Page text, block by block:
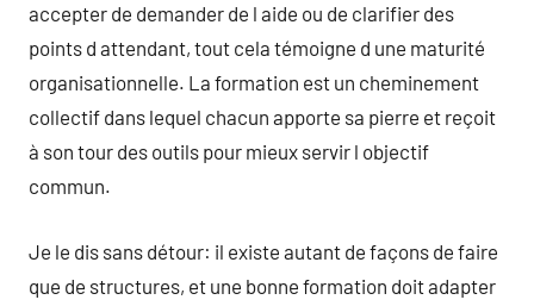
accepter de demander de l aide ou de clarifier des
points d attendant, tout cela témoigne d une maturité
organisationnelle. La formation est un cheminement
collectif dans lequel chacun apporte sa pierre et reçoit
à son tour des outils pour mieux servir l objectif
commun.
Je le dis sans détour: il existe autant de façons de faire
que de structures, et une bonne formation doit adapter